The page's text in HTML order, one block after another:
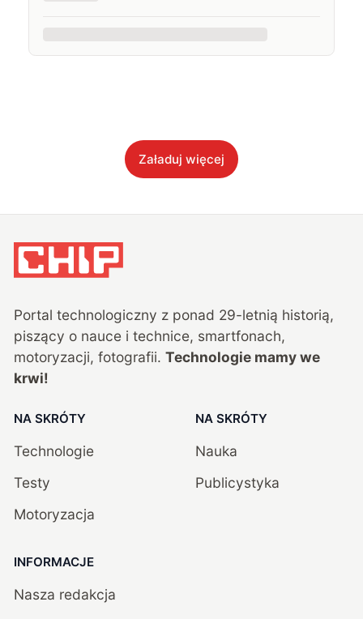
Załaduj więcej
Portal technologiczny z ponad 29-letnią historią,
piszący o nauce i technice, smartfonach,
motoryzacji, fotografii. Technologie mamy we
krwi!
NA SKRÓTY
Technologie
Testy
Motoryzacja
NA SKRÓTY
Nauka
Publicystyka
INFORMACJE
Nasza redakcja